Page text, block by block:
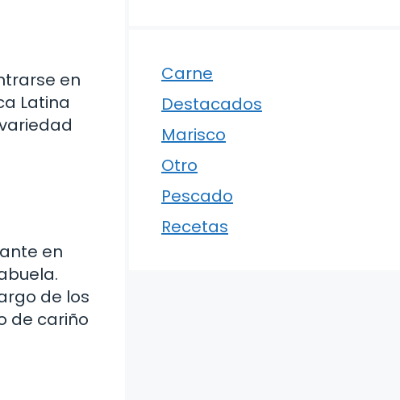
en
Latina
en
de los
de cariño
Carne
Destacados
Marisco
Otro
Pescado
Recetas